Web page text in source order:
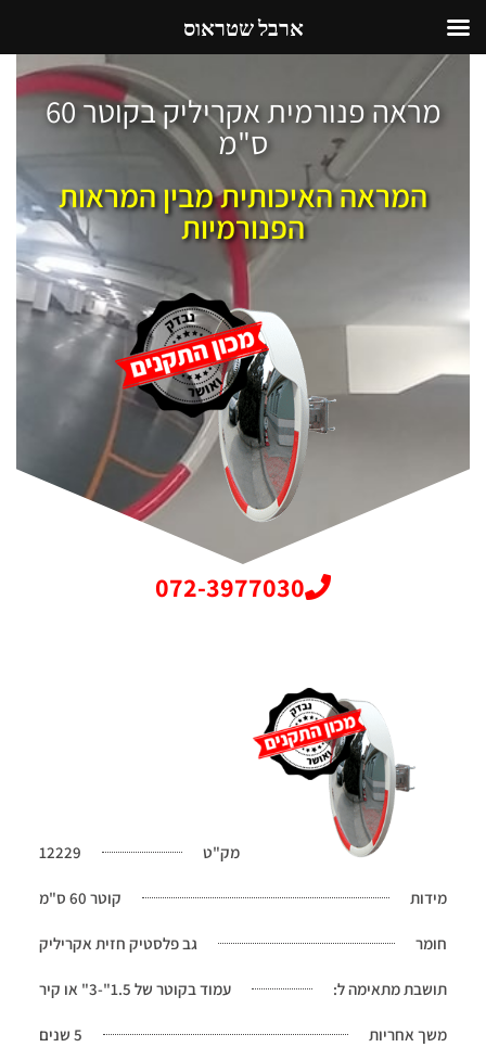
מראה פנורמית אקריליק בקוטר 60
ס"מ
המראה האיכותית מבין המראות
הפנורמיות
072-3977030
מק"ט 12229
מידות קוטר 60 ס"מ
חומר גב פלסטיק חזית אקריליק
תושבת מתאימה ל: עמוד בקוטר של 1.5"-3" או קיר
משך אחריות 5 שנים
ארבל שטראוס